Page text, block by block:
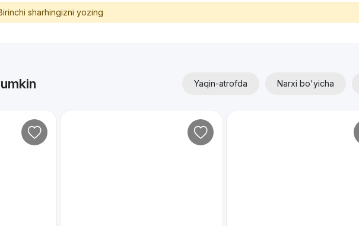
sharhingizni yozing
Yaqin-atrofda Narxi bo'yicha